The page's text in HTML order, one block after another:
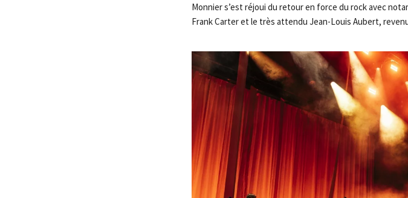
Monnier s’est réjoui du retour en force du rock avec
Frank Carter et le très attendu Jean-Louis Aubert,